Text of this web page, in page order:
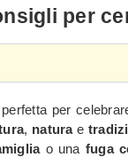
per
per
, naturae
o una fuga